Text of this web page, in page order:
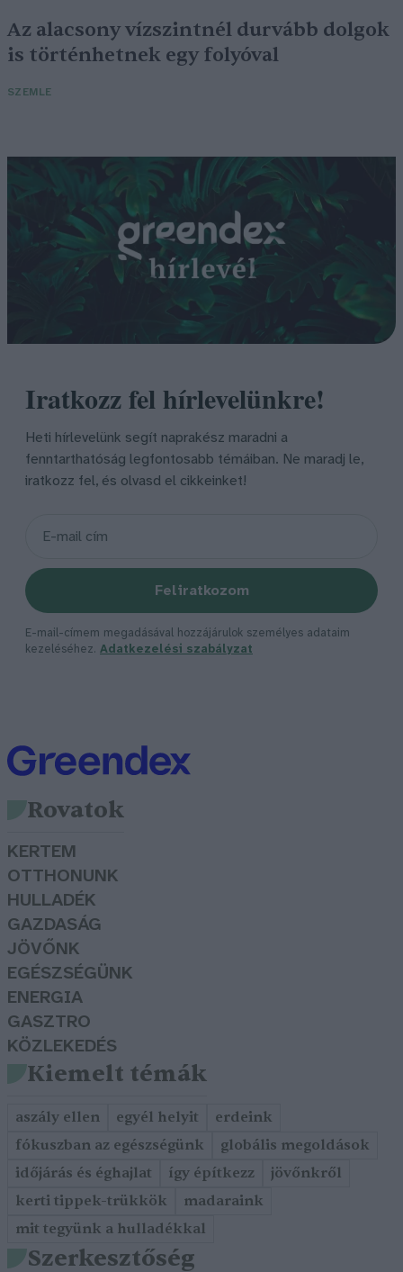
Az alacsony vízszintnél durvább dolgok
is történhetnek egy folyóval
SZEMLE
Iratkozz fel hírlevelünkre!
Heti hírlevelünk segít naprakész maradni a
fenntarthatóság legfontosabb témáiban. Ne maradj le,
iratkozz fel, és olvasd el cikkeinket!
Feliratkozom
E-mail-címem megadásával hozzájárulok személyes adataim
kezeléséhez. Adatkezelési szabályzat
Rovatok
KERTEM
OTTHONUNK
HULLADÉK
GAZDASÁG
JÖVŐNK
EGÉSZSÉGÜNK
ENERGIA
GASZTRO
KÖZLEKEDÉS
Kiemelt témák
aszály ellen egyél helyit
erdeink
fókuszban az egészségünk
globális megoldások
időjárás és éghajlat
így építkezz
jövőnkről
kerti tippek-trükkök
madaraink
mit tegyünk a hulladékkal
Szerkesztőség